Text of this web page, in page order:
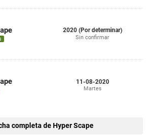
2020 (Por determinar)
Sin confirmar
11-08-2020
Martes
completa de Hyper Scape